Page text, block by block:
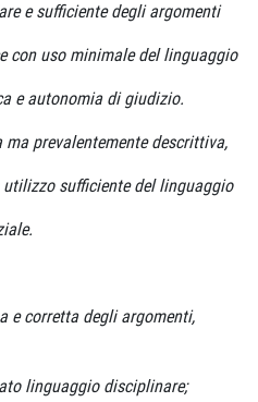
e sufficiente degli argomenti
con uso minimale del linguaggio
e autonomia di giudizio.
prevalentemente descrittiva,
sufficiente del linguaggio
e corretta degli argomenti,
linguaggio disciplinare;